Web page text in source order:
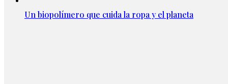
Un biopolímero que cuida la ropa y el planeta